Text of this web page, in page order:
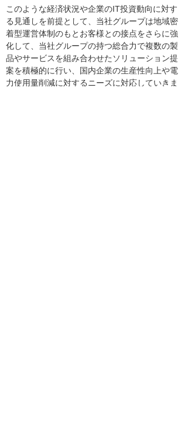
このような経済状況や企業のIT投資動向に対す
る見通しを前提として、当社グループは地域密
着型運営体制のもとお客様との接点をさらに強
化して、当社グループの持つ総合力で複数の製
品やサービスを組み合わせたソリューション提
案を積極的に行い、国内企業の生産性向上や電
力使用量削減に対するニーズに対応していきま